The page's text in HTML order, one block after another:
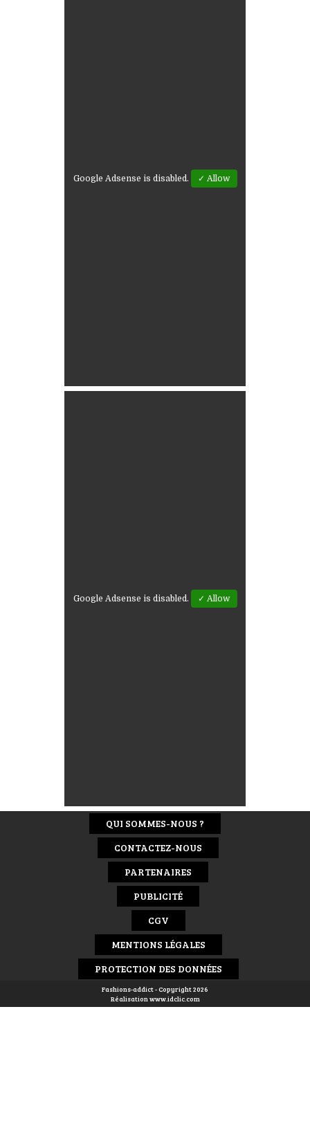
Google Adsense is disabled. ✓ Allow
Google Adsense is disabled. ✓ Allow
QUI SOMMES-NOUS ?
CONTACTEZ-NOUS
PARTENAIRES
PUBLICITÉ
CGV
MENTIONS LÉGALES
PROTECTION DES DONNÉES
Fashions-addict - Copyright 2026
Réalisation www.idclic.com